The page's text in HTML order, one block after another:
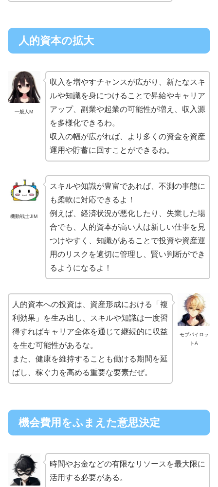
人的資本の拡大
一般人M
収入を増やすチャンスが広がり、新たなスキ
ルや知識を身につけることで昇給やキャリア
アップ、副業や起業の可能性が増え、収入源
を多様化できるわ。
収入の幅が広がれば、より多くの資金を資産
運用や貯蓄に回すことができるね。
機動戦士JIM
スキルや知識が豊富であれば、不測の事態に
も柔軟に対応できるよ！
例えば、経済状況が悪化したり、失業した場
合でも、人的資本が高い人は新しい仕事を見
つけやすく、知識があることで投資や資産運
用のリスクを適切に管理し、賢い判断ができ
るようになるよ！
モブパイロッ
トA
人的資本への投資は、資産形成における「複
利効果」を生み出し、スキルや知識は一度習
得すればキャリア全体を通じて継続的に収益
を生む可能性があるな。
また、健康を維持することも働ける期間を延
ばし、稼ぐ力を高める重要な要素だぜ。
機会費用をふまえた意思決定
時間やお金などの有限なリソースを最大限に
活用する必要がある。